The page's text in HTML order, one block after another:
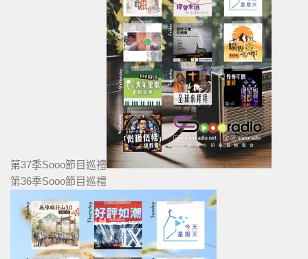
第37季Sooo節目巡禮
第36季Sooo節目巡禮